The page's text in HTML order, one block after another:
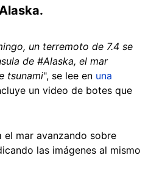
un terremoto de 7.4 se
de #Alaska, el mar
tsunami", se lee en una
un video de botes que
el mar avanzando sobre
las imágenes al mismo